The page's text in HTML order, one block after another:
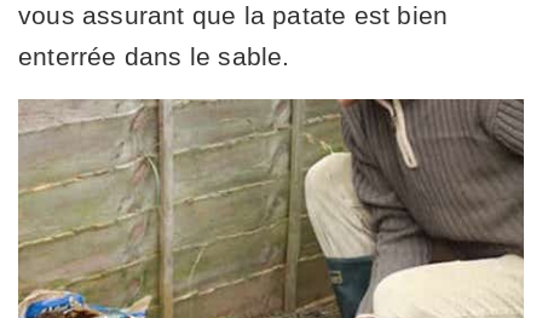
vous assurant que la patate est bien
enterrée dans le sable.